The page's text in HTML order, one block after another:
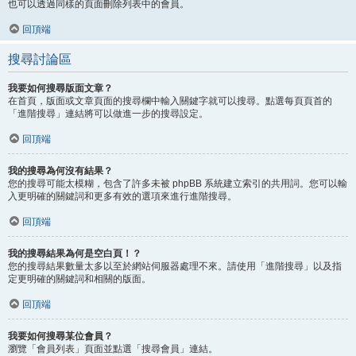
也可以透過同樣的頁面刪除列表中的會員。
回頂端
搜尋討論區
我要如何搜尋版面文章？
在首頁，版面或文章頁面的搜尋欄中輸入關鍵字就可以搜尋。點選每頁頁首的
「進階搜尋」連結將可以做進一步的搜尋設定。
回頂端
我的搜尋為何沒有結果？
您的搜尋可能太模糊，包含了許多未被 phpBB 系統建立索引的共用詞。您可以輸
入更明確的關鍵詞和更多有效的選項來進行進階搜尋。
回頂端
我的搜尋結果為何是空白頁！？
您的搜尋結果數量太多以至於網站伺服器處理不來。請使用「進階搜尋」以及指
定更明確的關鍵詞和相關的版面。
回頂端
我要如何搜尋某位會員？
瀏覽「會員列表」頁面並點選「搜尋會員」連結。